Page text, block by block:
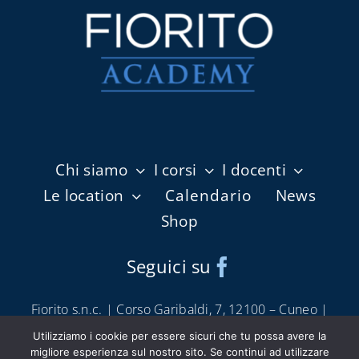
Chi siamo I corsi
I docenti
Le location
Calendario
News
Shop
Seguici su
Fiorito s.n.c. | Corso Garibaldi, 7, 12100 – Cuneo |
info@fioritoshop.it|0171 66650
Condizioni di servizio e vendita|Cookie Policy|
Utilizziamo i cookie per essere sicuri che tu possa avere la
migliore esperienza sul nostro sito. Se continui ad utilizzare